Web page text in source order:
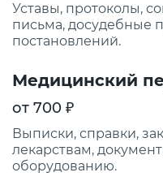
Уставы, протоколы,
письма, досудебные
постановлений.
Медицинский
от 700 ₽
Выписки, справки,
лекарствам,
оборудованию.